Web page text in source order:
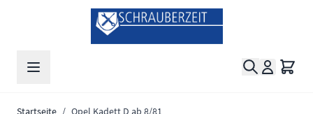
Zum Inhalt springen
Suche
Startseite / Opel Kadett D ab 8/81